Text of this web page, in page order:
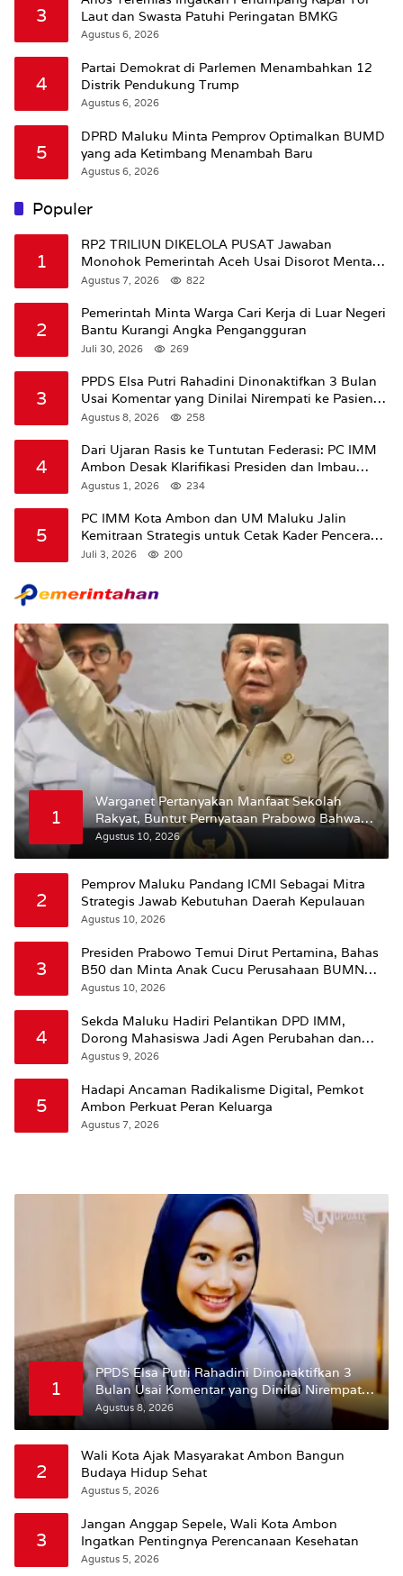
3
Laut dan Swasta Patuhi Peringatan BMKG
Agustus 6, 2026
4
Partai Demokrat di Parlemen Menambahkan 12
Distrik Pendukung Trump
Agustus 6, 2026
5
DPRD Maluku Minta Pemprov Optimalkan BUMD
yang ada Ketimbang Menambah Baru
Agustus 6, 2026
Populer
1
RP2 TRILIUN DIKELOLA PUSAT Jawaban
Monohok Pemerintah Aceh Usai Disorot Mentan
Amran Soal Dana Pertanian
Agustus 7, 2026 822
2
Pemerintah Minta Warga Cari Kerja di Luar Negeri
Bantu Kurangi Angka Pengangguran
Juli 30, 2026 269
3
PPDS Elsa Putri Rahadini Dinonaktifkan 3 Bulan
Usai Komentar yang Dinilai Nirempati ke Pasien
BPJS
Agustus 8, 2026 258
4
Dari Ujaran Rasis ke Tuntutan Federasi: PC IMM
Ambon Desak Klarifikasi Presiden dan Imbau
Tunda Pengibaran Bendera Merah Putih Di
Agustus 1, 2026 234
5
PC IMM Kota Ambon dan UM Maluku Jalin
Kemitraan Strategis untuk Cetak Kader Pencerah
Bangsa “Membangun Peradaban dari Kampus”
Juli 3, 2026 200
1
Warganet Pertanyakan Manfaat Sekolah
Rakyat, Buntut Pernyataan Prabowo Bahwa
Kecerdasan Bukan dari Sekolah
Agustus 10, 2026
2
Pemprov Maluku Pandang ICMI Sebagai Mitra
Strategis Jawab Kebutuhan Daerah Kepulauan
Agustus 10, 2026
3
Presiden Prabowo Temui Dirut Pertamina, Bahas
B50 dan Minta Anak Cucu Perusahaan BUMN
Dikurangi
Agustus 10, 2026
4
Sekda Maluku Hadiri Pelantikan DPD IMM,
Dorong Mahasiswa Jadi Agen Perubahan dan
Mitra Strategis Pemerintah
Agustus 9, 2026
5
Hadapi Ancaman Radikalisme Digital, Pemkot
Ambon Perkuat Peran Keluarga
Agustus 7, 2026
1
PPDS Elsa Putri Rahadini Dinonaktifkan 3
Bulan Usai Komentar yang Dinilai Nirempati
ke Pasien BPJS
Agustus 8, 2026
2
Wali Kota Ajak Masyarakat Ambon Bangun
Budaya Hidup Sehat
Agustus 5, 2026
3
Jangan Anggap Sepele, Wali Kota Ambon
Ingatkan Pentingnya Perencanaan Kesehatan
Agustus 5, 2026